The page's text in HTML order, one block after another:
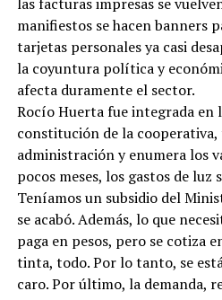
manifiestos se hacen banners
tarjetas personales ya casi
la coyuntura política y
afecta duramente el sector.
Rocío Huerta fue integrada en
constitución de la cooperativa,
administración y enumera los
pocos meses, los gastos de luz
Teníamos un subsidio del
se acabó. Además, lo que
paga en pesos, pero se cotiza
tinta, todo. Por lo tanto, se
caro. Por último, la demanda,